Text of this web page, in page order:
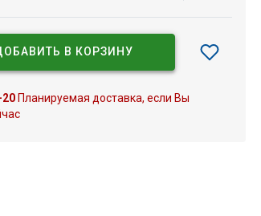
В КОРЗИНУ
Планируемая доставка, если Вы